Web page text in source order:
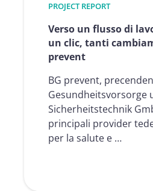
PROJECT REPORT
Verso un flusso di
un clic, tanti
prevent
BG prevent,
Gesundheitsvorsorge
Sicherheitstechnik
principali provider
per la salute e …